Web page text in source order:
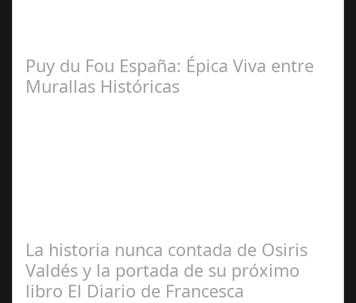
Puy du Fou España: Épica Viva entre
Murallas Históricas
La historia nunca contada de Osiris
Valdés y la portada de su próximo
libro El Diario de Francesca